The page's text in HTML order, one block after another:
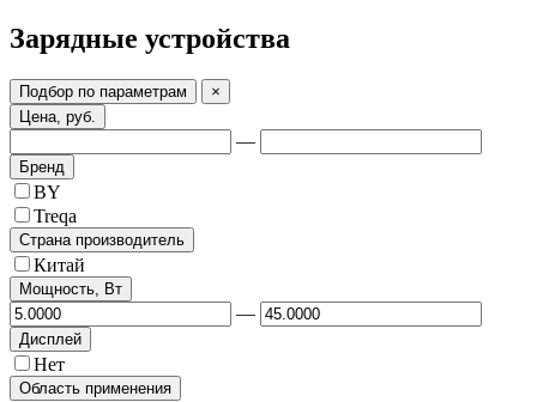
Зарядные устройства
Подбор по параметрам
×
Цена, руб.
—
Бренд
BY
Treqa
Страна производитель
Китай
Мощность, Вт
—
Дисплей
Нет
Область применения